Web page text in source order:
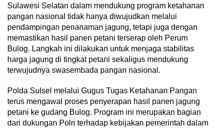
Sulawesi Selatan dalam mendukung program ketahanan
pangan nasional tidak hanya diwujudkan melalui
pendampingan penanaman jagung, tetapi juga dengan
memastikan hasil panen petani terserap oleh Perum
Bulog. Langkah ini dilakukan untuk menjaga stabilitas
harga jagung di tingkat petani sekaligus mendukung
terwujudnya swasembada pangan nasional.
Polda Sulsel melalui Gugus Tugas Ketahanan Pangan
terus mengawal proses penyerapan hasil panen jagung
petani ke gudang Bulog. Program ini merupakan bagian
dari dukungan Polri terhadap kebijakan pemerintah dalam